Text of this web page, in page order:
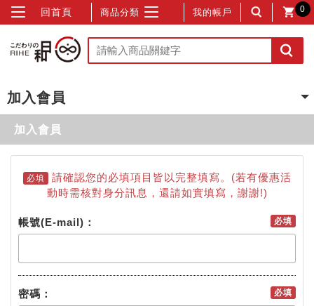
回首頁 商品分類 我的帳戶 0
加入會員
加入會員
必填
請確認您的必填項目皆以完整填寫。(若有優惠活
動時需核對身分訊息，還請如實填寫，謝謝!)
帳號(E-mail)： 必填
密碼： 必填